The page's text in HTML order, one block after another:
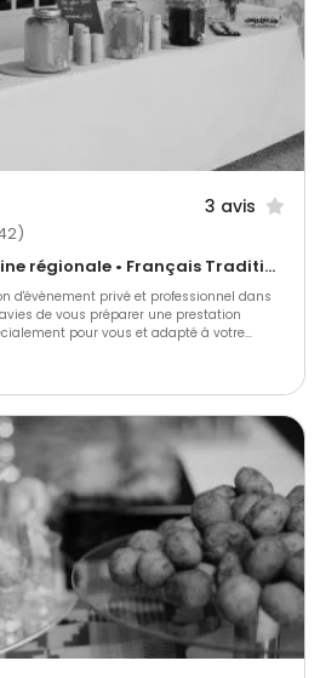
- L’équilibre parfait entre
méditerranéennes pour des
nous vos moments
pour vous une aventure gustative où
3 avis
Gastronomique • Cuisine régionale • Français Traditionnel
d'évènement privé et professionnel dans
de vous préparer une prestation
pour vous et adapté à votre
inédite.